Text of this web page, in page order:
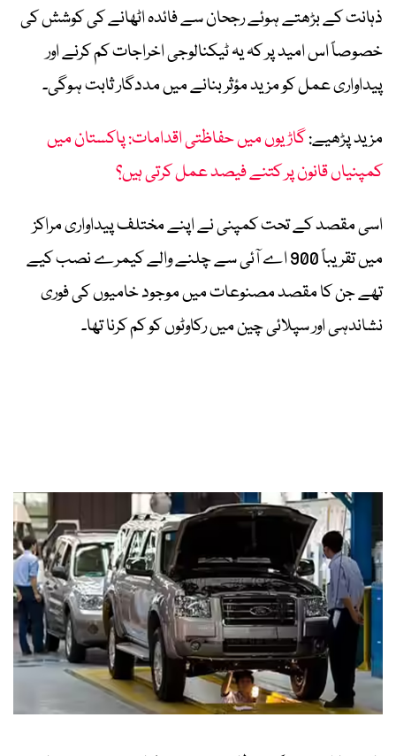
ذہانت کے بڑھتے ہوئے رجحان سے فائدہ اٹھانے کی کوشش کی
خصوصاً اس امید پر کہ یہ ٹیکنالوجی اخراجات کم کرنے اور
پیداواری عمل کو مزید مؤثر بنانے میں مددگار ثابت ہوگی۔
مزید پڑھیے:گاڑیوں میں حفاظتی اقدامات: پاکستان میں
کمپنیاں قانون پر کتنے فیصد عمل کرتی ہیں؟
اسی مقصد کے تحت کمپنی نے اپنے مختلف پیداواری مراکز
میں تقریباً 900 اے آئی سے چلنے والے کیمرے نصب کیے
تھے جن کا مقصد مصنوعات میں موجود خامیوں کی فوری
نشاندہی اور سپلائی چین میں رکاوٹوں کو کم کرنا تھا۔